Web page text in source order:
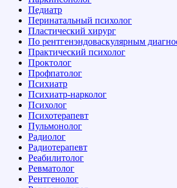
Педиатр
Перинатальный психолог
Пластический хирург
По рентгенэндоваскулярным
Практический психолог
Проктолог
Профпатолог
Психиатр
Психиатр-нарколог
Психолог
Психотерапевт
Пульмонолог
Радиолог
Радиотерапевт
Реабилитолог
Ревматолог
Рентгенолог